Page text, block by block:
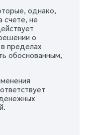
однако,
счете, не
о
пределах
обоснованным,